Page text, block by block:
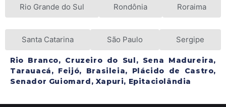
Rio Grande do Sul Rondônia Roraima
Santa Catarina São Paulo Sergipe
Rio Branco, Cruzeiro do Sul, Sena Madureira,
Tarauacá, Feijó, Brasileia, Plácido de Castro,
Senador Guiomard, Xapuri, Epitaciolândia